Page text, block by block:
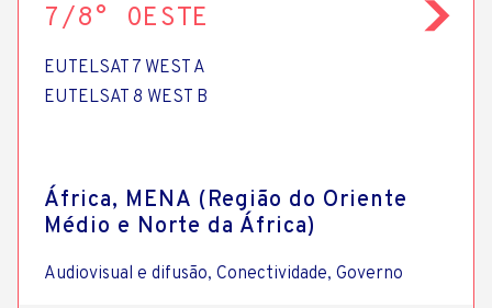
7/8° OESTE
EUTELSAT 7 WEST A
EUTELSAT 8 WEST B
África, MENA (Região do Oriente
Médio e Norte da África)
Audiovisual e difusão, Conectividade, Governo